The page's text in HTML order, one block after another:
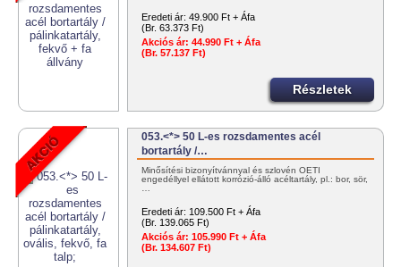
Eredeti ár: 49.900 Ft + Áfa
(Br. 63.373 Ft)
Akciós ár: 44.990 Ft + Áfa
(Br. 57.137 Ft)
Részletek
053.<*> 50 L-es rozsdamentes acél
bortartály /…
Minősítési bizonyítvánnyal és szlovén OÉTI
engedéllyel ellátott korrózió-álló acéltartály, pl.: bor, sör,
…
Eredeti ár: 109.500 Ft + Áfa
(Br. 139.065 Ft)
Akciós ár: 105.990 Ft + Áfa
(Br. 134.607 Ft)